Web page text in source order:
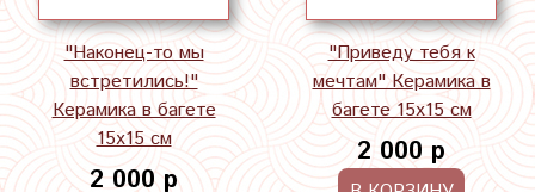
"Наконец-то мы
встретились!"
Керамика в багете
15х15 см
2 000 р
"Приведу тебя к
мечтам" Керамика в
багете 15х15 см
2 000 р